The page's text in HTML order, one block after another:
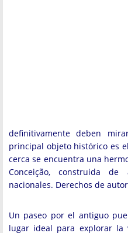
definitivamente deben
principal objeto histórico es
cerca se encuentra una
Conceição, construida
nacionales. Derechos de
Un paseo por el antiguo
lugar ideal para explorar la